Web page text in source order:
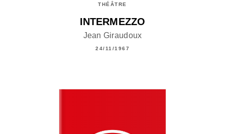
THÉÂTRE
INTERMEZZO
Jean Giraudoux
24/11/1967